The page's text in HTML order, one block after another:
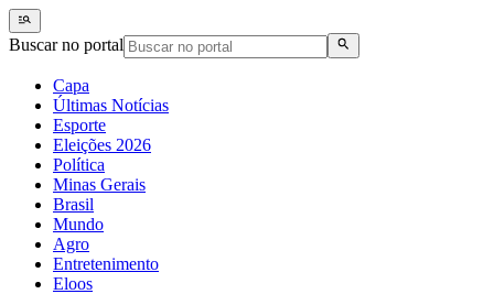
Buscar no portal
Capa
Últimas Notícias
Esporte
Eleições 2026
Política
Minas Gerais
Brasil
Mundo
Agro
Entretenimento
Eloos